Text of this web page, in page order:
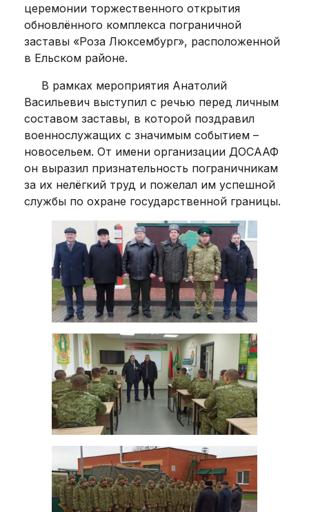
церемонии торжественного открытия
обновлённого комплекса пограничной
заставы «Роза Люксембург», расположенной
в Ельском районе.
В рамках мероприятия Анатолий
Васильевич выступил с речью перед личным
составом заставы, в которой поздравил
военнослужащих с значимым событием –
новосельем. От имени организации ДОСААФ
он выразил признательность пограничникам
за их нелёгкий труд и пожелал им успешной
службы по охране государственной границы.